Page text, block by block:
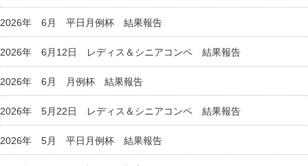
2026年 6月 平日月例杯 結果報告
2026年 6月12日 レディス＆シニアコンペ 結果報告
2026年 6月 月例杯 結果報告
2026年 5月22日 レディス＆シニアコンペ 結果報告
2026年 5月 平日月例杯 結果報告